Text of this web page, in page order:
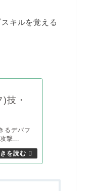
キルを覚える
技・
るデバフ
撃...